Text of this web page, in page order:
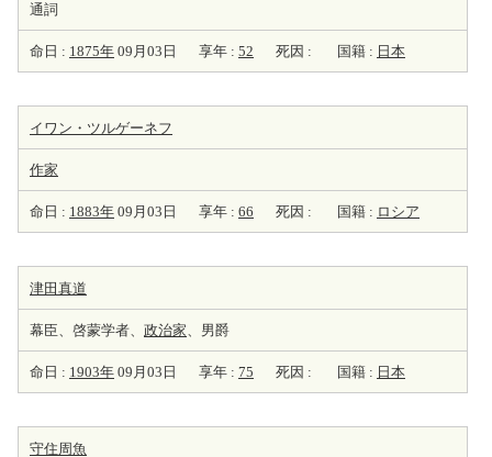
通詞
命日 : 1875年 09月03日 享年 : 52 死因 : 国籍 : 日本
イワン・ツルゲーネフ
作家
命日 : 1883年 09月03日 享年 : 66 死因 : 国籍 : ロシア
津田真道
幕臣、啓蒙学者、 政治家、男爵
命日 : 1903年 09月03日 享年 : 75 死因 : 国籍 : 日本
守住周魚